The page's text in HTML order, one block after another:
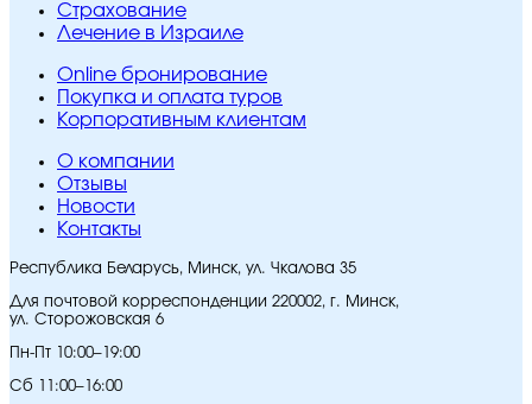
Страхование
Лечение в Израиле
Online бронирование
Покупка и оплата туров
Корпоративным клиентам
O компании
Отзывы
Новости
Контакты
Республика Беларусь, Минск, ул. Чкалова 35
Для почтовой корреспонденции 220002, г. Минск,
ул. Сторожовская 6
Пн-Пт 10:00–19:00
Сб 11:00–16:00